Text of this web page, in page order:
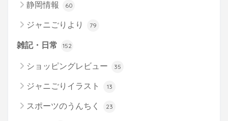
静岡情報 60
ジャニごりより 79
雑記・日常 152
ショッピングレビュー 35
ジャニごりイラスト 13
スポーツのうんちく 23